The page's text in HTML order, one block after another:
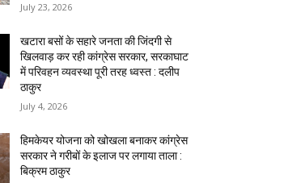
July 23, 2026
खटारा बसों के सहारे जनता की जिंदगी से
खिलवाड़ कर रही कांग्रेस सरकार, सरकाघाट
में परिवहन व्यवस्था पूरी तरह ध्वस्त : दलीप
ठाकुर
July 4, 2026
हिमकेयर योजना को खोखला बनाकर कांग्रेस
सरकार ने गरीबों के इलाज पर लगाया ताला :
बिक्रम ठाकुर